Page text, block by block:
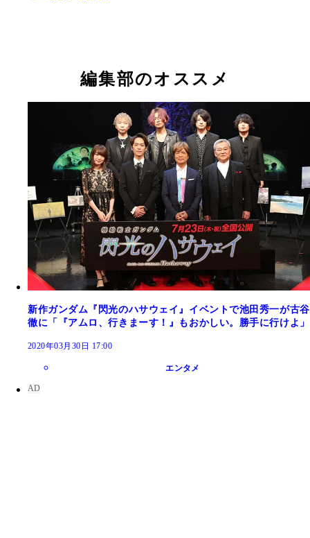
編集部のオススメ
新作ガンダム『閃光のハサウェイ』イベントで池田秀一が古谷
徹に「『アムロ、行きまーす！』もおかしい。勝手に行けよ」
2020年03月30日 17:00
エンタメ